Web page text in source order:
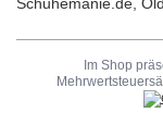
Im Shop